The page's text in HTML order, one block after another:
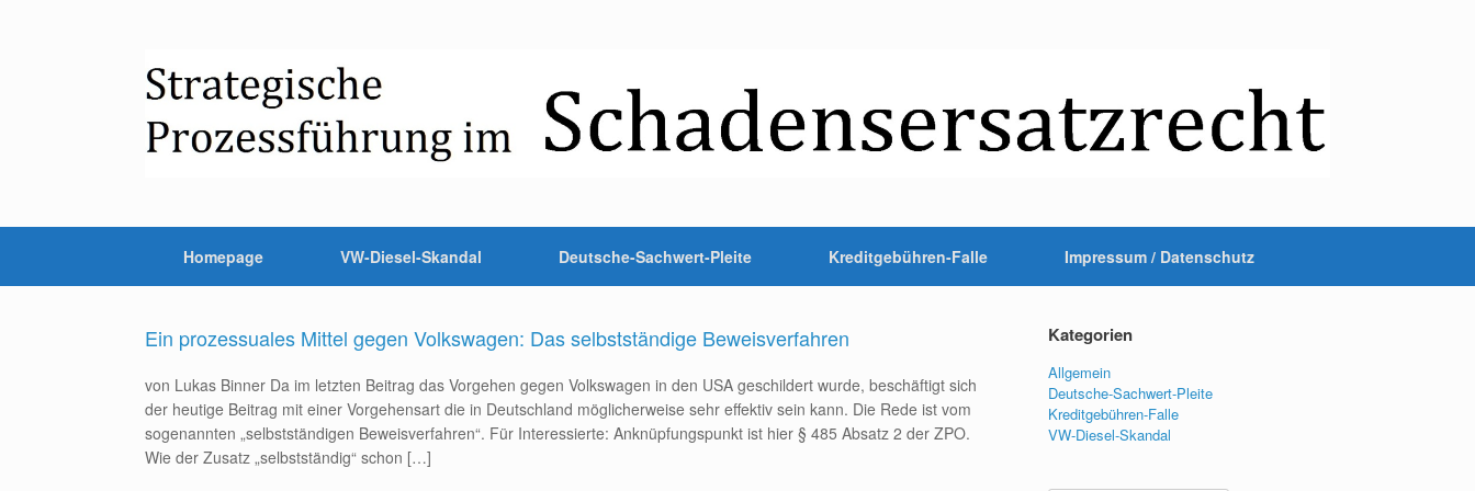
Homepage VW-Diesel-Skandal Deutsche-Sachwert-Pleite Kreditgebühren-Falle Impressum / Datenschutz
Ein prozessuales Mittel gegen Volkswagen: Das selbstständige Beweisverfahren
von Lukas Binner Da im letzten Beitrag das Vorgehen gegen Volkswagen in den USA geschildert wurde, beschäftigt sich
der heutige Beitrag mit einer Vorgehensart die in Deutschland möglicherweise sehr effektiv sein kann. Die Rede ist vom
sogenannten „selbstständigen Beweisverfahren“. Für Interessierte: Anknüpfungspunkt ist hier § 485 Absatz 2 der ZPO.
Wie der Zusatz „selbstständig“ schon […]
Kategorien
Allgemein
Deutsche-Sachwert-Pleite
Kreditgebühren-Falle
VW-Diesel-Skandal